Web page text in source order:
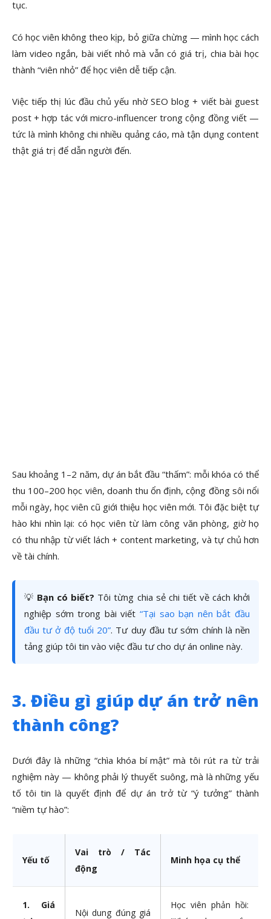
tục.
Có học viên không theo kịp, bỏ giữa chừng — mình học cách
làm video ngắn, bài viết nhỏ mà vẫn có giá trị, chia bài học
thành “viên nhỏ” để học viên dễ tiếp cận.
Việc tiếp thị lúc đầu chủ yếu nhờ SEO blog + viết bài guest
post + hợp tác với micro-influencer trong cộng đồng viết —
tức là mình không chi nhiều quảng cáo, mà tận dụng content
thật giá trị để dẫn người đến.
Sau khoảng 1–2 năm, dự án bắt đầu “thấm”: mỗi khóa có thể
thu 100–200 học viên, doanh thu ổn định, cộng đồng sôi nổi
mỗi ngày, học viên cũ giới thiệu học viên mới. Tôi đặc biệt tự
hào khi nhìn lại: có học viên từ làm công văn phòng, giờ họ
có thu nhập từ viết lách + content marketing, và tự chủ hơn
về tài chính.
💡 Bạn có biết? Tôi từng chia sẻ chi tiết về cách khởi
nghiệp sớm trong bài viết “Tại sao bạn nên bắt đầu
đầu tư ở độ tuổi 20”. Tư duy đầu tư sớm chính là nền
tảng giúp tôi tin vào việc đầu tư cho dự án online này.
3. Điều gì giúp dự án trở nên
thành công?
Dưới đây là những “chìa khóa bí mật” mà tôi rút ra từ trải
nghiệm này — không phải lý thuyết suông, mà là những yếu
tố tôi tin là quyết định để dự án trở từ “ý tưởng” thành
“niềm tự hào”:
Yếu tố
Vai trò / Tác
động
Minh họa cụ thể
1. Giá
Nội dung đúng giá
Học viên phản hồi: